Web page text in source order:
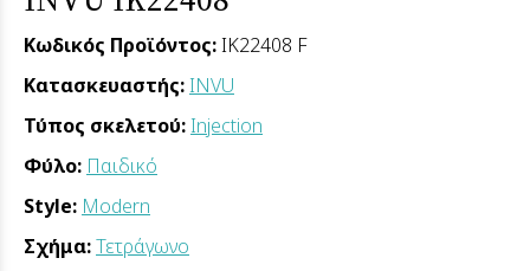
Κωδικός Προϊόντος:IK22408 F
Κατασκευαστής:INVU
Τύπος σκελετού:Injection
Φύλο: Παιδικό
Style: Modern
Σχήμα:Τετράγωνο